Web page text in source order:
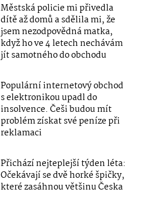
Městská policie mi přivedla
dítě až domů a sdělila mi, že
jsem nezodpovědná matka,
když ho ve 4 letech nechávám
jít samotného do obchodu
Populární internetový obchod
s elektronikou upadl do
insolvence. Češi budou mít
problém získat své peníze při
reklamaci
Přichází nejteplejší týden léta:
Očekávají se dvě horké špičky,
které zasáhnou většinu Česka